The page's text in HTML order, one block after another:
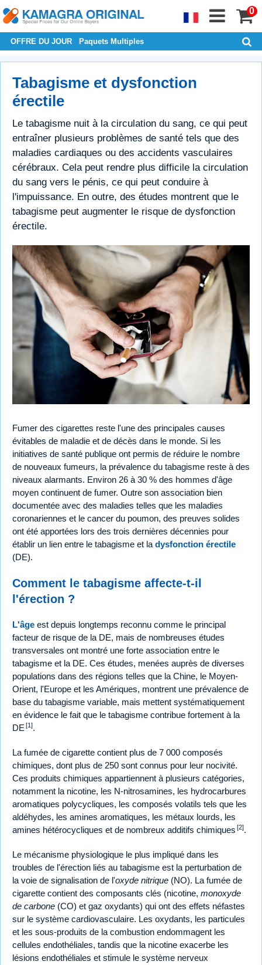
0
OFFRE DU JOUR Paquets Multiples
Tabagisme et dysfonction
érectile
Le tabagisme nuit à la circulation du sang, ce qui peut
entraîner plusieurs problèmes de santé tels que des
maladies cardiaques ou des accidents vasculaires
cérébraux. Cela peut rendre plus difficile la circulation
du sang vers le pénis, ce qui peut conduire à
l'impuissance. En outre, des études montrent que le
tabagisme peut augmenter le risque de dysfonction
érectile.
Fumer des cigarettes reste l'une des principales causes
évitables de maladie et de décès dans le monde. Si les
initiatives de santé publique ont permis de réduire le nombre
de nouveaux fumeurs, la prévalence du tabagisme reste à des
niveaux alarmants. Environ 26 à 30 % des hommes d'âge
moyen continuent de fumer. Outre son association bien
documentée avec des maladies telles que les maladies
coronariennes et le cancer du poumon, des preuves solides
ont été apportées lors des trois dernières décennies pour
établir un lien entre le tabagisme et la dysfonction érectile
(DE).
Comment le tabagisme affecte-t-il
l'érection ?
L'âge est depuis longtemps reconnu comme le principal
facteur de risque de la DE, mais de nombreuses études
transversales ont montré une forte association entre le
tabagisme et la DE. Ces études, menées auprès de diverses
populations dans des régions telles que la Chine, le Moyen-
Orient, l'Europe et les Amériques, montrent une prévalence de
base du tabagisme variable, mais mettent systématiquement
en évidence le fait que le tabagisme contribue fortement à la
DE [1].
La fumée de cigarette contient plus de 7 000 composés
chimiques, dont plus de 250 sont connus pour leur nocivité.
Ces produits chimiques appartiennent à plusieurs catégories,
notamment la nicotine, les N-nitrosamines, les hydrocarbures
aromatiques polycycliques, les composés volatils tels que les
aldéhydes, les amines aromatiques, les métaux lourds, les
amines hétérocycliques et de nombreux additifs chimiques [2].
Le mécanisme physiologique le plus impliqué dans les
troubles de l'érection liés au tabagisme est la perturbation de
la voie de signalisation de l'oxyde nitrique (NO). La fumée de
cigarette contient des composants clés (nicotine, monoxyde
de carbone (CO) et gaz oxydants) qui ont des effets néfastes
sur le système cardiovasculaire. Les oxydants, les particules
et les sous-produits de la combustion endommagent les
cellules endothéliales, tandis que la nicotine exacerbe les
lésions endothéliales et stimule le système nerveux